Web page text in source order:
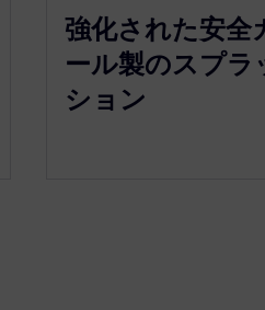
強化された安全
ール製のスプラ
ション